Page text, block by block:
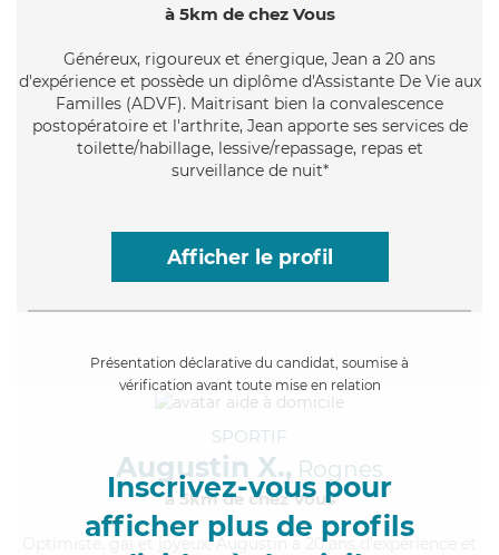
à 5km de chez Vous
Généreux, rigoureux et énergique, Jean a 20 ans
d'expérience et possède un diplôme d'Assistante De Vie aux
Familles (ADVF). Maitrisant bien la convalescence
postopératoire et l'arthrite, Jean apporte ses services de
toilette/habillage, lessive/repassage, repas et
surveillance de nuit*
Afficher le profil
Présentation déclarative du candidat, soumise à
vérification avant toute mise en relation
Inscrivez-vous pour
afficher plus de profils
SPORTIF
Augustin X., Rognes
à 5km de chez Vous
, gai et joyeux, Augustin a 20 ans d'expérience et